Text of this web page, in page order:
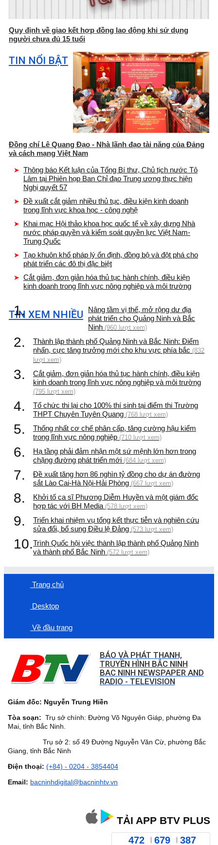
Quy định về giao kết hợp đồng lao động khi sử dụng
người chưa đủ 15 tuổi
TIN NỔI BẬT
Đồng chí Lê Quang Đạo - Nhà lãnh đạo tài năng của Đảng
và cách mạng Việt Nam
Thông báo Kết luận của Tổng Bí thư, Chủ tịch nước Tô
Lâm tại Phiên họp Ban Chỉ đạo Trung ương thực hiện
Nghị quyết 57
Đề xuất cắt giảm nhiều thủ tục, điều kiện kinh doanh
trong lĩnh vực khoa học - công nghệ
Khai mạc Hội thảo khoa học quốc tế về xây dựng Nhà
nước pháp quyền và kiểm soát quyền lực Việt Nam-
Trung Quốc
Tạo khuôn khổ pháp lý ổn định, đồng bộ và đột phá cho
phát triển các đô thị đặc biệt
Cắt giảm, đơn giản hóa thủ tục hành chính, điều kiện
kinh doanh trong lĩnh vực nông nghiệp và môi trường
TIN XEM NHIỀU
1.
Nâng tầm vị thế, mở rộng dư địa
phát triển cho Quảng Ninh và Bắc
Ninh (960 lượt xem)
2.
Thành lập thành phố Quảng Ninh và Bắc Ninh: Điểm
nhấn, cực tăng trưởng mới cho khu vực phía bắc (832
lượt xem)
3.
Cắt giảm, đơn giản hóa thủ tục hành chính, điều kiện
kinh doanh trong lĩnh vực nông nghiệp và môi trường
(795 lượt xem)
4.
Tổ chức thi lại cho 100% thí sinh tại điểm thi Trường
THPT Chuyên Tuyên Quang (768 lượt xem)
5.
Thống nhất cơ chế phân cấp, tăng cường hậu kiểm
trong lĩnh vực nông nghiệp (710 lượt xem)
6.
Hạ tầng phải đảm nhận một sứ mệnh lớn hơn trong
chặng đường phát triển mới (684 lượt xem)
7.
Đề xuất tăng hơn 86 nghìn tỷ đồng cho dự án đường
sắt Lào Cai-Hà Nội-Hải Phòng (667 lượt xem)
8.
Khởi tố ca sĩ Phương Diễm Huyền và một giám đốc
hợp tác với BH Media (578 lượt xem)
9.
Triển khai nhiệm vụ tổng kết thực tiễn và nghiên cứu
sửa đổi, bổ sung Điều lệ Đảng (573 lượt xem)
10.Trình Quốc hội việc thành lập thành phố Quảng Ninh
và thành phố Bắc Ninh (572 lượt xem)
Trang chủ
Desktop
Về đầu trang
BÁO VÀ PHÁT THANH,
TRUYỀN HÌNH BẮC NINH
BAC NINH NEWSPAPER AND
RADIO - TELEVISION
Giám đốc: Nguyễn Trung Hiền
Tòa soạn: Trụ sở chính: Đường Võ Nguyên Giáp, phường Đa
Mai, tỉnh Bắc Ninh.
Trụ sở 2: số 49 Đường Nguyễn Văn Cừ, phường Bắc
Giang, tỉnh Bắc Ninh
Điện thoại: (+84) - 0204 - 3854404
Email: bacninhdigital@bacninhtv.vn
TẢI APP BTV PLUS
472 679 387